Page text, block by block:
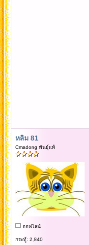
หลิม 81
Cmadong พันธุ์แท้
ออฟไลน์
กระทู้: 2,840